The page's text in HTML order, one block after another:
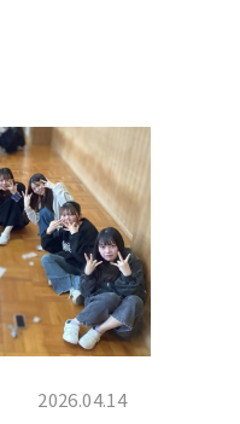
2026.04.14